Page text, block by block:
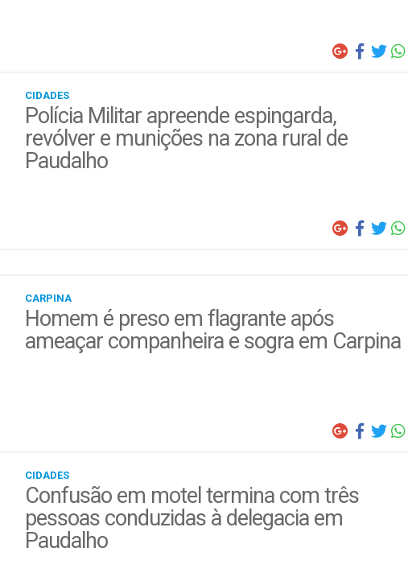
CIDADES
Polícia Militar apreende espingarda,
revólver e munições na zona rural de
Paudalho
CARPINA
Homem é preso em flagrante após
ameaçar companheira e sogra em Carpina
CIDADES
Confusão em motel termina com três
pessoas conduzidas à delegacia em
Paudalho